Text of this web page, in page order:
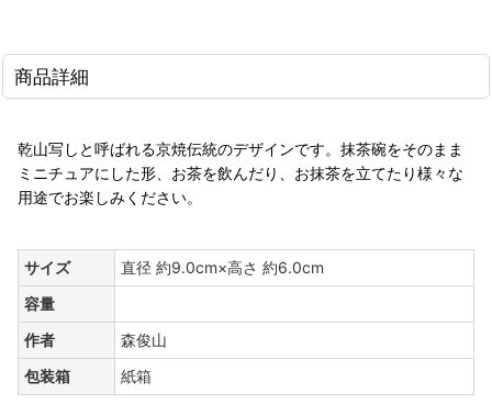
商品詳細
乾山写しと呼ばれる京焼伝統のデザインです。抹茶碗をそのまま
ミニチュアにした形、お茶を飲んだり、お抹茶を立てたり様々な
用途でお楽しみください。
サイズ
直径 約9.0cm×高さ 約6.0cm
容量
作者
森俊山
包装箱
紙箱